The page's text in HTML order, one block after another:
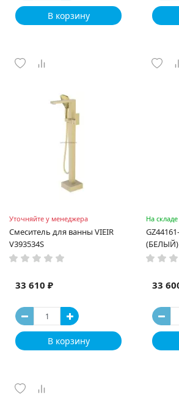
В корзину
Уточняйте у менеджера
Смеситель для ванны VIEIR
V393534S
33 610 ₽
В корзину
На складе
(БЕЛЫЙ)
33